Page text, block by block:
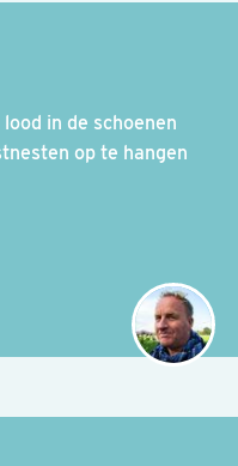
in de schoenen
op te hangen